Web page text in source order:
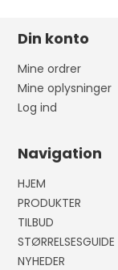
Din konto
Mine ordrer
Mine oplysninger
Log ind
Navigation
HJEM
PRODUKTER
TILBUD
STØRRELSESGUIDE
NYHEDER